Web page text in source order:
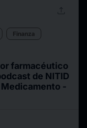
upload
Finanza
farmacéutico
de NITID
-